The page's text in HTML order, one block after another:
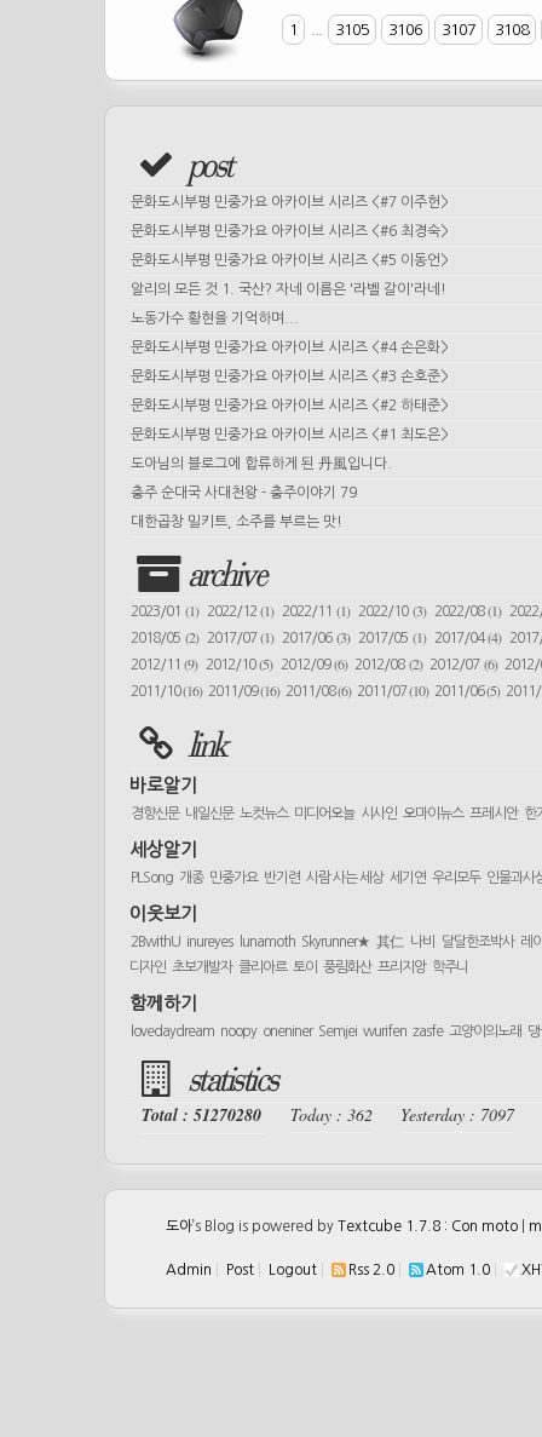
1 3105 3106 3107 3108
post
문화도시부평 민중가요 아카이브 시리즈 <#7 이주헌>
문화도시부평 민중가요 아카이브 시리즈 <#6 최경숙>
문화도시부평 민중가요 아카이브 시리즈 <#5 이동언>
알리의 모든 것 1. 국산? 자네 이름은 '라벨 갈이'라네!
노동가수 황현을 기억하며...
문화도시부평 민중가요 아카이브 시리즈 <#4 손은화>
문화도시부평 민중가요 아카이브 시리즈 <#3 손호준>
문화도시부평 민중가요 아카이브 시리즈 <#2 하태준>
문화도시부평 민중가요 아카이브 시리즈 <#1 최도은>
도아님의 블로그에 합류하게 된 丹風입니다.
충주 순대국 사대천왕 - 충주이야기 79
대한곱창 밀키트, 소주를 부르는 맛!
archive
2023/01 (1) 2022/12(1) 2022/11(1) 2022/10 (3) 2022/08(1)
2018/05 (2) 2017/07(1) 2017/06(3) 2017/05 (1) 2017/04(4)
2012/11(9) 2012/10(5) 2012/09(6) 2012/08 (2) 2012/07 (6)
2011/10(16) 2011/09(16) 2011/08(6) 2011/07(10) 2011/06(5)
link
바로알기
경향신문 내일신문 노컷뉴스 미디어오늘 시사인 오마이뉴스 프레시안 한
세상알기
PLSong 개종 민중가요 반기련 사람 사는 세상 세기연 우리모두 인물과사
이웃보기
2BwithU inureyes lunamoth Skyrunner★ 其仁 나비 달달한조박사 레
디자인 초보개발자 클리아르 토이 풍림화산 프리지앙 학주니
함께하기
lovedaydream noopy oneniner Semjei wurifen zasfe 고양이의노래
statistics
Total : 51270280 Today : 362 Yesterday : 7097
도아’s Blog is powered by Textcube 1.7.8 : Con moto
Admin Post Logout Rss 2.0 Atom 1.0